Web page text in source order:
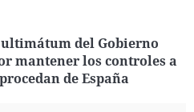
del Gobierno
mantener los controles a
de España